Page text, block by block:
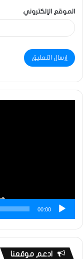
الموقع الإلكتروني
00:00
ادعم موقعنا